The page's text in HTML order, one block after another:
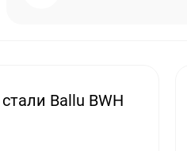
Ballu BWH